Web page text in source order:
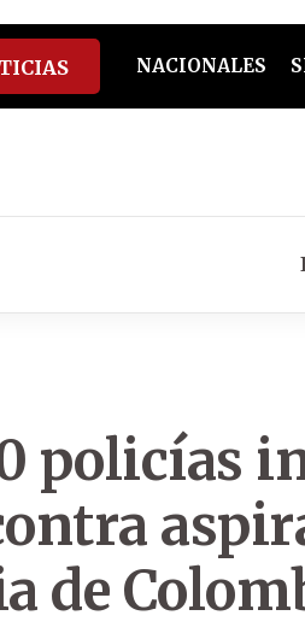
NACIONALES
policías
de